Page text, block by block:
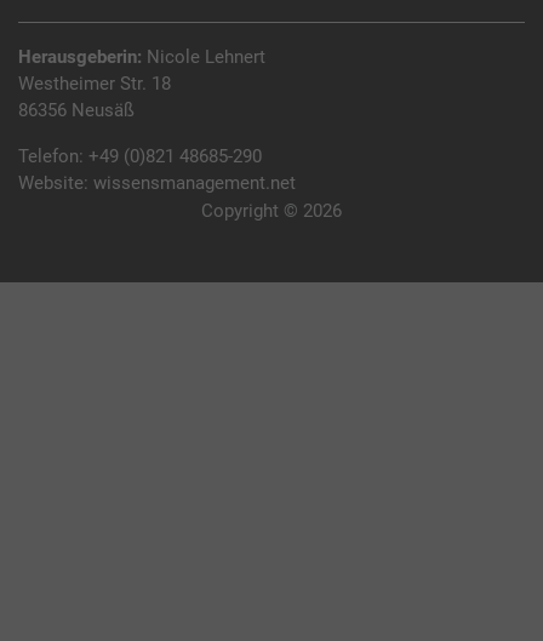
Herausgeberin: Nicole Lehnert
Westheimer Str. 18
86356 Neusäß
Telefon: +49 (0)821 48685-290
Website: wissensmanagement.net
Copyright © 2026